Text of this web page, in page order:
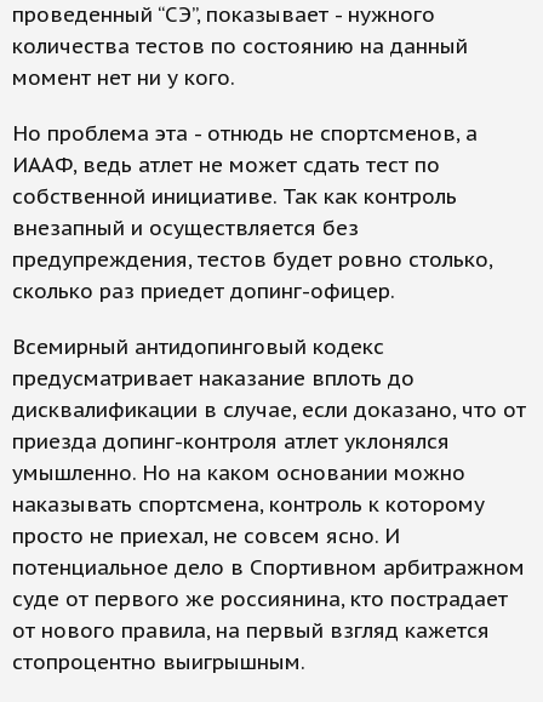
проведенный “СЭ”, показывает - нужного
количества тестов по состоянию на данный
момент нет ни у кого.
Но проблема эта - отнюдь не спортсменов, а
ИААФ, ведь атлет не может сдать тест по
собственной инициативе. Так как контроль
внезапный и осуществляется без
предупреждения, тестов будет ровно столько,
сколько раз приедет допинг-офицер.
Всемирный антидопинговый кодекс
предусматривает наказание вплоть до
дисквалификации в случае, если доказано, что от
приезда допинг-контроля атлет уклонялся
умышленно. Но на каком основании можно
наказывать спортсмена, контроль к которому
просто не приехал, не совсем ясно. И
потенциальное дело в Спортивном арбитражном
суде от первого же россиянина, кто пострадает
от нового правила, на первый взгляд кажется
стопроцентно выигрышным.